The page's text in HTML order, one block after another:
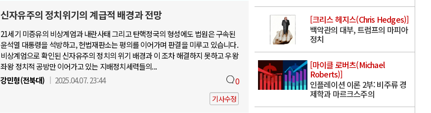
신자유주의 정치위기의 계급적 배경과 전망
21세기 미증유의 비상계엄과 내란사태 그리고 탄핵정국의 형성에도 법원은 구속된
윤석열 대통령을 석방하고, 헌법재판소는 평의를 이어가며 판결을 미루고 있습니다.
비상계엄으로 확인된 신자유주의 정치의 위기 배경과 이 조차 해결하지 못하고 우왕
좌왕 정치적 공방만 이어가고 있는 지배정치세력들의...
강민형(전북대)
2025.04.07. 23:44 0
기사수정
[크리스 헤지스(Chris Hedges)]
백악관의 대부, 트럼프의 마피아
정치
[마이클 로버츠(Michael
Roberts)]
인플레이션 이론 2부: 비주류 경
제학과 마르크스주의